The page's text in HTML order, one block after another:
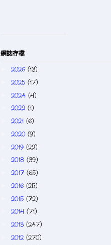
網誌存檔
2026 (13)
2025 (17)
2024 (4)
2022 (1)
2021 (6)
2020 (9)
2019 (22)
2018 (39)
2017 (65)
2016 (25)
2015 (72)
2014 (71)
2013 (247)
2012 (270)